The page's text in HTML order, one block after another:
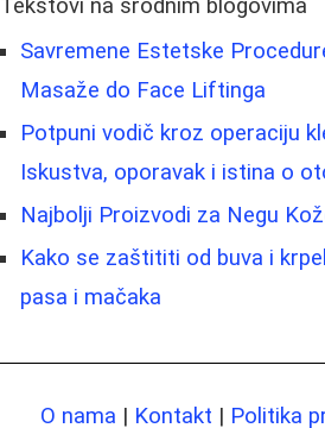
Tekstovi na srodnim blogovima
Savremene Estetske
Masaže do Face Liftinga
Potpuni vodič kroz operaciju
Iskustva, oporavak i istina o
Najbolji Proizvodi za Negu
Kako se zaštititi od buva i
pasa i mačaka
O nama | Kontakt | Politika